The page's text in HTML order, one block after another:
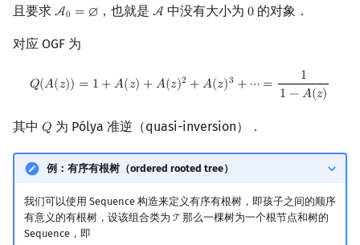
且要求 A0 = ∅
A0= ∅ ，也就是A
A 中没有大小为0
0 的对象．
对应 OGF 为
𝑄(𝐴(𝑧)) = 1 +𝐴(𝑧) +𝐴(𝑧)2 +𝐴(𝑧)3 + ⋯ =
1
1 −𝐴(𝑧)
A( ) =1 + A z A ( )2 A z) 3 + ⋯ =
其中 𝑄
Q 为 Pólya 准逆（quasi-inversion）．
例：有序有根树（ordered rooted tree）
我们可以使用 Sequence 构造来定义有序有根树，即孩子之间的顺序
有意义的有根树，设该组合类为 T
T那么一棵树为一个根节点和树的
Sequence，即